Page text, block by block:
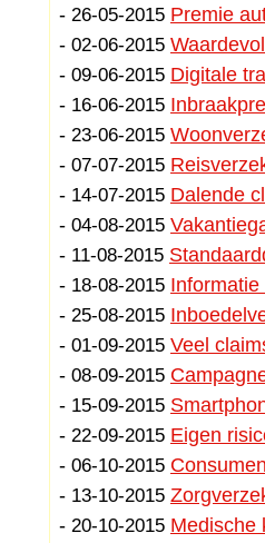
- 26-05-2015 Premie
- 02-06-2015
- 09-06-2015 Digitale
- 16-06-2015
- 23-06-2015
- 07-07-2015
- 14-07-2015 Dalende
- 04-08-2015
- 11-08-2015
- 18-08-2015
- 25-08-2015
- 01-09-2015 Veel
- 08-09-2015
- 15-09-2015
- 22-09-2015 Eigen
- 06-10-2015
- 13-10-2015
- 20-10-2015 Medische